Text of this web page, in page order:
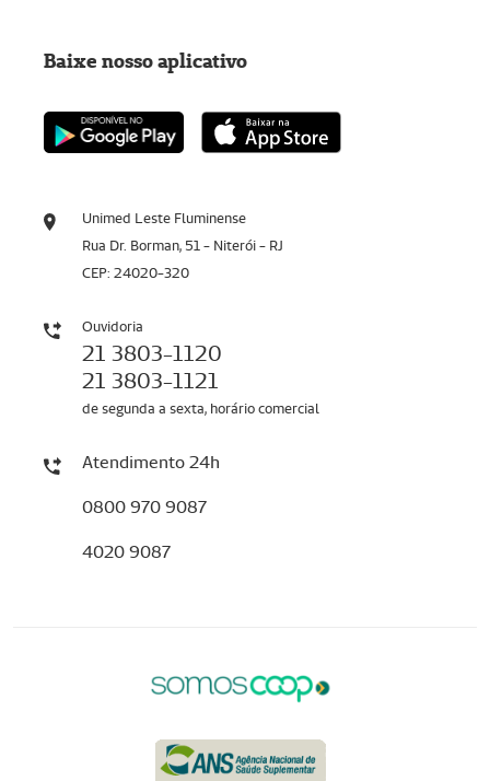
Unimed Leste Fluminense
Rua Dr. Borman, 51 - Niterói - RJ
CEP: 24020-320
Ouvidoria
21 3803-1120
21 3803-1121
de segunda a sexta, horário comercial
Atendimento 24h
0800 970 9087
4020 9087
Baixe nosso aplicativo